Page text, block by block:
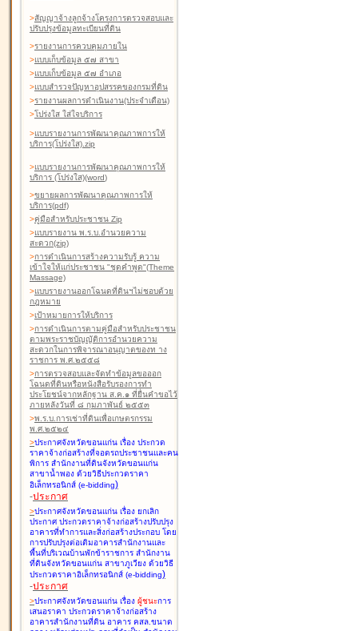
>สัญญาจ้างลูกจ้างโครงการตรวจสอบและ
ปรับปรุงข้อมูลทะเบียนที่ดิน
>รายงานการควบคุมภายใน
>แบบเก็บข้อมูล ๕๗ สาขา
>แบบเก็บข้อมูล ๕๗ อำเภอ
>แบบสำรวจปัญหาอุปสรรคของกรมที่ดิน
>รายงานผลการดำเนินงาน(ประจำเดือน)
>โปร่งใส ใส่ใจบริการ
>แบบรายงานการพัฒนาคุณภาพการให้
บริการ(โปร่งใส).zip
>แบบรายงานการพัฒนาคุณภาพการให้
บริการ (โปร่งใส)(word)
>ขยายผลการพัฒนาคุณภาพการให้
บริการ(pdf)
>คู่มือสำหรับประชาชน Zip
>แบบรายงาน พ.ร.บ.อำนวยความ
สะดวก(zip)
>การดำเนินการสร้างความรับรู้ ความ
เข้าใจให้แก่ประชาชน "ชุดคำพูด"(Theme
Massage)
>แบบรายงานออกโฉนดที่ดินฯไม่ชอบด้วย
กฎหมาย
>เป้าหมายการให้บริการ
>การดำเนินการตามคู่มือสำหรับประชาชน
ตามพระราชบัญญัติการอำนวยความ
สะดวกในการพิจารณาอนุญาตของท าง
ราชการ พ.ศ.๒๕๕๘
>การตรวจสอบและจัดทำข้อมูลขอออก
โฉนดที่ดินหรือหนังสือรับรองการทำ
ประโยชน์จากหลักฐาน ส.ค.๑ ที่ยื่นคำขอไว้
ภายหลังวันที่ ๘ กุมภาพันธ์ ๒๕๕๓
>พ.ร.บ.การเช่าที่ดินเพื่อเกษตรกรรม
พ.ศ.๒๕๒๔
>ประกาศจังหวัดขอนแก่น เรื่อง ประกวด
ราคาจ้างก่อสร้างที่จอดรถประชาชนและคน
พิการ สำนักงานที่ดินจังหวัดขอนแก่น
สาขาน้ำพอง ด้วยวิธีประกวดราคา
อิเล็กทรอนิกส์ (e-bidding)
-ประกาศ
>ประกาศจังหวัดขอนแก่น เรื่อง ยกเลิก
ประกาศ ประกวดราคาจ้างก่อสร้างปรับปรุง
อาคารที่ทำการและสิ่งก่อสร้างประกอบ โดย
การปรับปรุงต่อเติมอาคารสำนักงานและ
พื้นที่บริเวณบ้านพักข้าราชการ สำนักงาน
ที่ดินจังหวัดขอนแก่น สาขาภูเวียง ด้วยวิธี
ประกวดราคาอิเล็กทรอนิกส์ (e-bidding)
-ประกาศ
>ประกาศจังหวัดขอนแก่น เรื่อง ผู้ชนะการ
เสนอราคา ประกวดราคาจ้างก่อสร้าง
อาคารสำนักงานที่ดิน อาคาร คสล.ขนาด